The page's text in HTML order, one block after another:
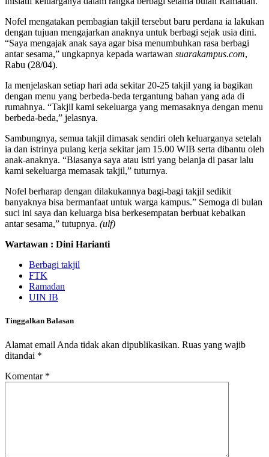
Nofel mengatakan pembagian takjil tersebut baru perdana ia lakukan
dengan tujuan mengajarkan anaknya untuk berbagi sejak usia dini.
“Saya mengajak anak saya agar bisa menumbuhkan rasa berbagi
antar sesama,” ungkapnya kepada wartawan suarakampus.com,
Rabu (28/04).
Ia menjelaskan setiap hari ada sekitar 20-25 takjil yang ia bagikan
dengan menu yang berbeda-beda tergantung bahan yang ada di
rumahnya. “Takjil kami sekeluarga yang memasaknya dengan menu
berbeda-beda,” jelasnya.
Sambungnya, semua takjil dimasak sendiri oleh keluarganya setelah
ia dan istrinya pulang kerja sekitar jam 15.00 WIB serta dibantu oleh
anak-anaknya. “Biasanya saya atau istri yang belanja di pasar lalu
kami sekeluarga memasak takjil,” tuturnya.
Nofel berharap dengan dilakukannya bagi-bagi takjil sedikit
banyaknya bisa bermanfaat untuk warga kampus.” Semoga di bulan
suci ini saya dan keluarga bisa berkesempatan berbuat kebaikan
antar sesama,” tutupnya. (ulf)
Wartawan : Dini Harianti
Berbagi takjil
FTK
Ramadan
UIN IB
Tinggalkan Balasan
Alamat email Anda tidak akan dipublikasikan. Ruas yang wajib
ditandai *
Komentar *